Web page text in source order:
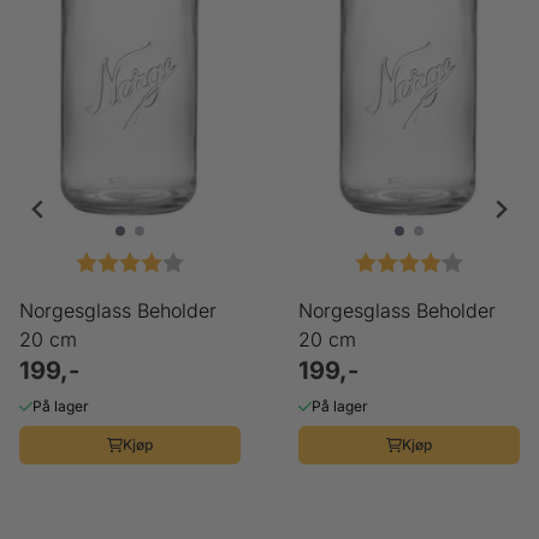
Karakter:
Norgesglass Beholder
20 cm
199,-
På lager
Kjøp
Karakter:
Norgesglass Beholder
20 cm
199,-
På lager
Kjøp